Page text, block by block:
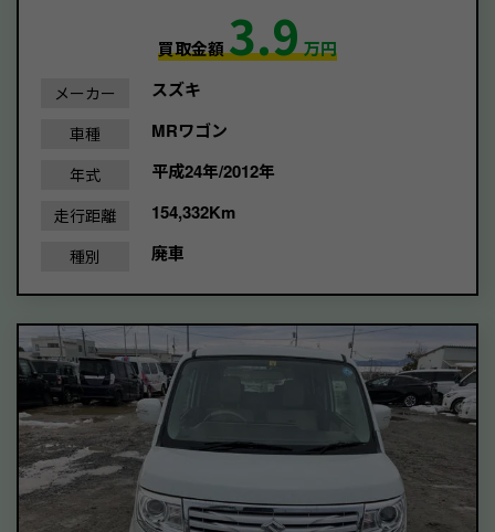
買取金額3.9万円
メーカー スズキ
車種 MRワゴン
年式 平成24年/2012年
走行距離 154,332Km
種別 廃車